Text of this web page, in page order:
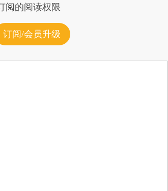
阅的阅读权限
订阅/会员升级